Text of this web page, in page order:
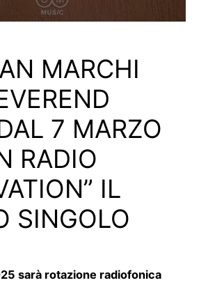
MARCHI
7 MARZO
RADIO
IL
SINGOLO
sarà rotazione radiofonica